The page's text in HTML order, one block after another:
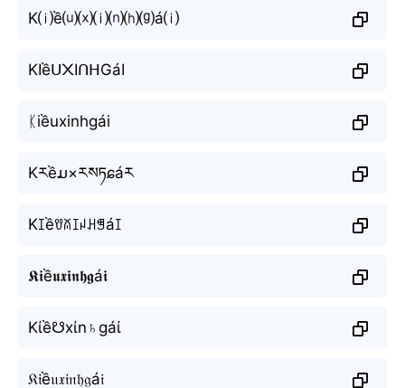
K⒤ề⒰⒳⒤⒩⒣⒢á⒤
KIềᑌ᙭IᑎᕼGáI
ᛕiềuxinhgái
Kརềມ×རསཏɕáར
Kꀤềꀎꊼꀤꈤꃅꁅáꀤ
𝕶𝖎ề𝖚𝖝𝖎𝖓𝖍𝖌á𝖎
Kίề☋xίn♄gáί
𝔎𝔦ề𝔲𝔵𝔦𝔫𝔥𝔤á𝔦